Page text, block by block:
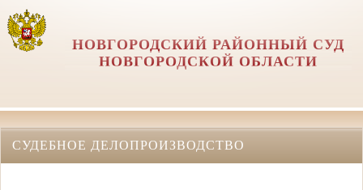
НОВГОРОДСКИЙ РАЙОННЫЙ СУД
НОВГОРОДСКОЙ ОБЛАСТИ
СУДЕБНОЕ ДЕЛОПРОИЗВОДСТВО